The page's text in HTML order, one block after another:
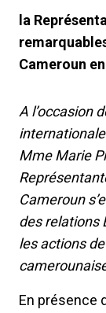
la
Cameroun
A l’occasion
Mme Marie
Cameroun
des relations
les actions
En présence